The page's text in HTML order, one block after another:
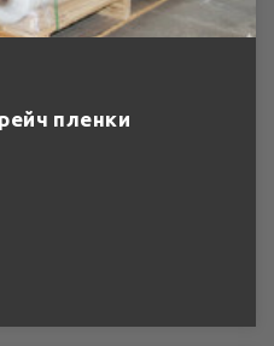
пленки